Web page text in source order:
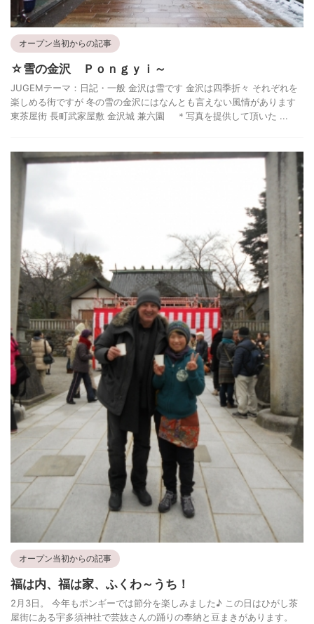
オープン当初からの記事
☆雪の金沢 Ｐｏｎｇｙｉ～
JUGEMテーマ：日記・一般 金沢は雪です 金沢は四季折々 それぞれを
楽しめる街ですが 冬の雪の金沢にはなんとも言えない風情があります
東茶屋街 長町武家屋敷 金沢城 兼六園 ＊写真を提供して頂いた ...
オープン当初からの記事
福は内、福は家、ふくわ～うち！
2月3日。 今年もポンギーでは節分を楽しみました♪ この日はひがし茶
屋街にある宇多須神社で芸妓さんの踊りの奉納と豆まきがあります。